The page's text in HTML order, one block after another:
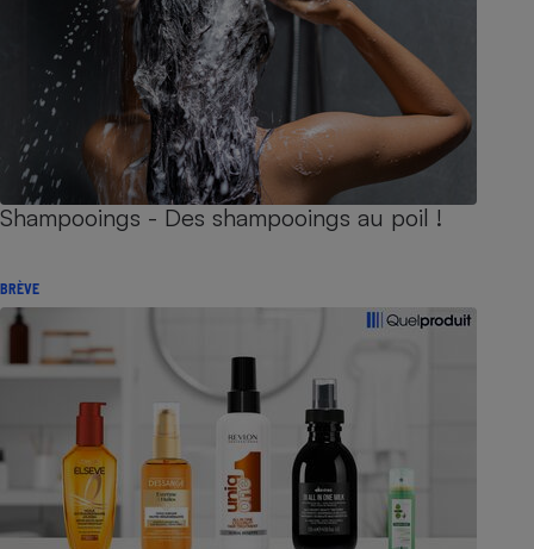
Shampooings - Des shampooings au poil !
BRÈVE